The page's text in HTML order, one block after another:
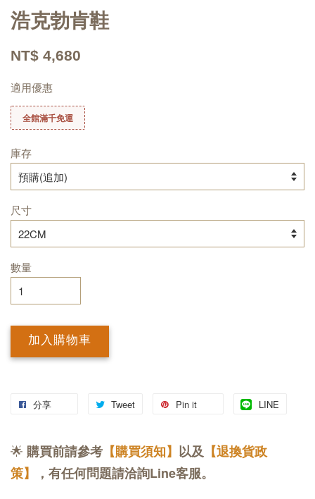
浩克勃肯鞋
NT$ 4,680
適用優惠
全館滿千免運
庫存
尺寸
數量
加入購物車
分享 Tweet Pin it LINE
🌟 購買前請參考 【購買須知】 以及 【退換貨政
策】
，有任何問題請洽詢Line客服。